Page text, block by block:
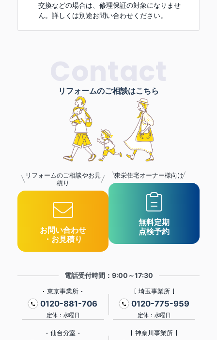
交換などの場合は、修理保証の対象になりませ
ん。詳しくは別途お問い合わせください。
リフォームのご相談はこちら
リフォームのご相談やお見
積り
お問い合わせ
・お見積り
東栄住宅オーナー様向け
無料定期
点検予約
東京事業所
0120-881-706
定休：水曜日
埼玉事業所
0120-775-959
定休：水曜日
仙台分室 神奈川事業所
電話受付時間：9:00～17:30